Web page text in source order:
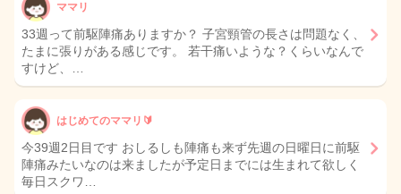
ママリ
33週って前駆陣痛ありますか？ 子宮頸管の長さは問題なく、
たまに張りがある感じです。 若干痛いような？くらいなんで
すけど、…
はじめてのママリ🔰
今39週2日目です おしるしも陣痛も来ず先週の日曜日に前駆
陣痛みたいなのは来ましたが予定日までには生まれて欲しく
毎日スクワ…